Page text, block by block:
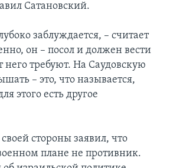
Сатановский.
заблуждается, – считает
он – посол и должен вести
требуют. На Саудовскую
– это, что называется,
этого есть другое
стороны заявил, что
плане не противник.